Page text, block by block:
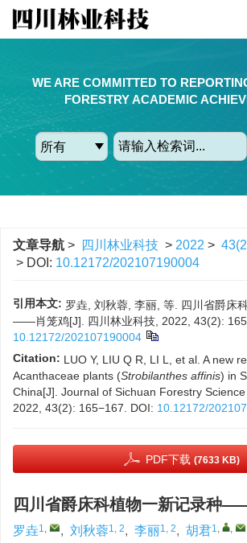
WE ARE COMMITTED TO
FORESTRY ACADEMIC
文章导航 > 四川林业科技 > 2022 >
> DOI: 10.12172/202107190004
引用本文: 罗垚, 刘秋蓉, 李丽, 等. 四川省爵床
——肖笼鸡[J]. 四川林业科技, 2022, 43(2):
10.12172/202107190004
Citation: LUO Y, LIU Q R, LI L, et al. A new
Acanthaceae plants (Strobilanthes affinis) in
China[J]. Journal of Sichuan Forestry Science
2022, 43(2): 165−167.
DOI: 10.12172/
PDF下载 (7633 KB)
四川省爵床科植物一新记录种
罗垚1, , 刘秋蓉1, 2, 李丽1, 2, 胡君1, ,